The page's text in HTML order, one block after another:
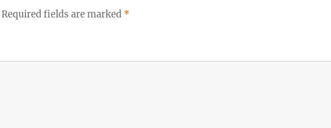
Required fields are marked *